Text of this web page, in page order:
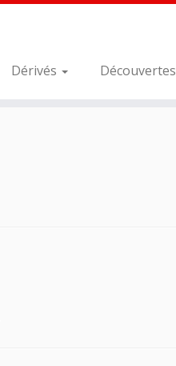
Dérivés Découvertes